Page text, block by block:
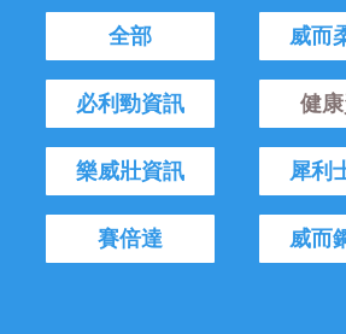
全部 威而
必利勁資訊 健
樂威壯資訊 犀利
賽倍達 威而